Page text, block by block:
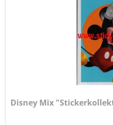
Disney Mix